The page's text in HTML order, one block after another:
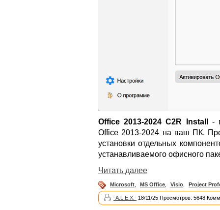
Office 2013-2024 C2R Install
-
Office 2013-2024 на ваш ПК.
установки отдельных
устанавливаемого офисного
Читать далее
Microsoft MS Office Visio Project
-A.L.E.X.- 18/11/25 Просмотров: 5648